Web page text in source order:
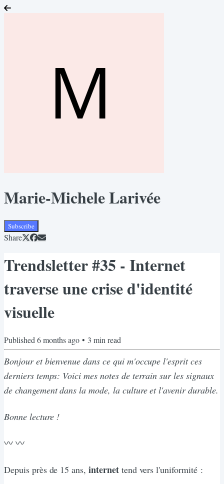
Marie-Michele Larivée
Subscribe
Share
Trendsletter #35 - Internet
traverse une crise d'identité
visuelle
Published 6 months ago • 3 min read
Bonjour et bienvenue dans ce qui m'occupe l'esprit ces
derniers temps: Voici mes notes de terrain sur les signaux
de changement dans la mode, la culture et l'avenir durable.
Bonne lecture !
〰️ 〰️
Depuis près de 15 ans,internet tend vers l'uniformité :